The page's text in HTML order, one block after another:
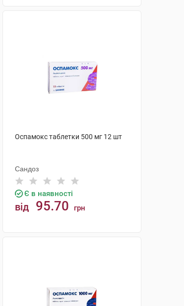
Оспамокс таблетки 500 мг 12 шт
Сандоз
Є в наявності
від 95.70 грн